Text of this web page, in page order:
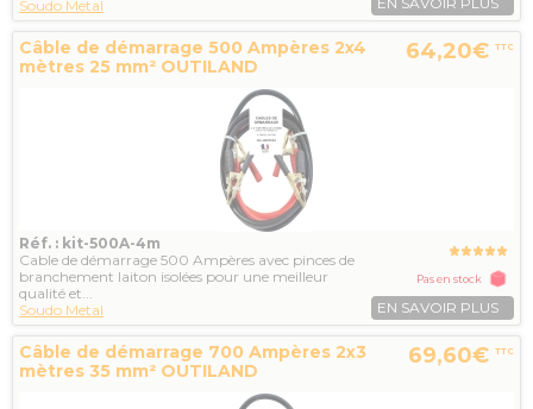
Soudo Metal
Câble de démarrage 500 Ampères 2x4
mètres 25 mm² OUTILAND
64,20€ TTC
Réf. : kit-500A-4m
Cable de démarrage 500 Ampères avec pinces de
branchement laiton isolées pour une meilleur
qualité et...
Soudo Metal
Pas en stock
EN SAVOIR PLUS
Câble de démarrage 700 Ampères 2x3
mètres 35 mm² OUTILAND
69,60€ TTC